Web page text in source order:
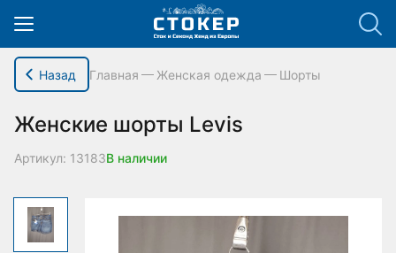
hello_elementor_body_open();
Назад Главная Женская одежда Шорты
Женские шорты Levis
Артикул: 13183В наличии